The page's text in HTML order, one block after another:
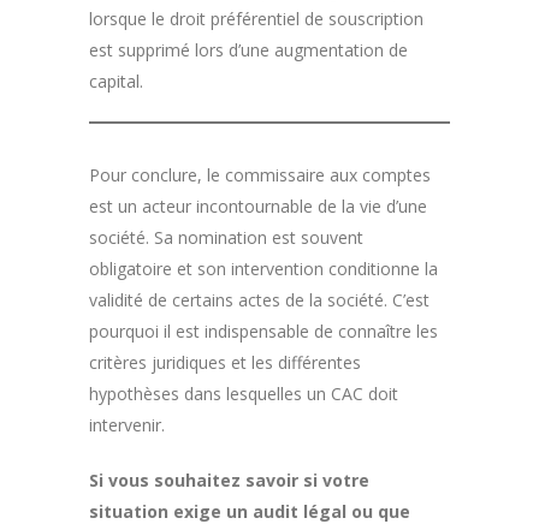
lorsque le droit préférentiel de souscription
est supprimé lors d’une augmentation de
capital.
Pour conclure, le commissaire aux comptes
est un acteur incontournable de la vie d’une
société. Sa nomination est souvent
obligatoire et son intervention conditionne la
validité de certains actes de la société. C’est
pourquoi il est indispensable de connaître les
critères juridiques et les différentes
hypothèses dans lesquelles un CAC doit
intervenir.
Si vous souhaitez savoir si votre
situation exige un audit légal ou que